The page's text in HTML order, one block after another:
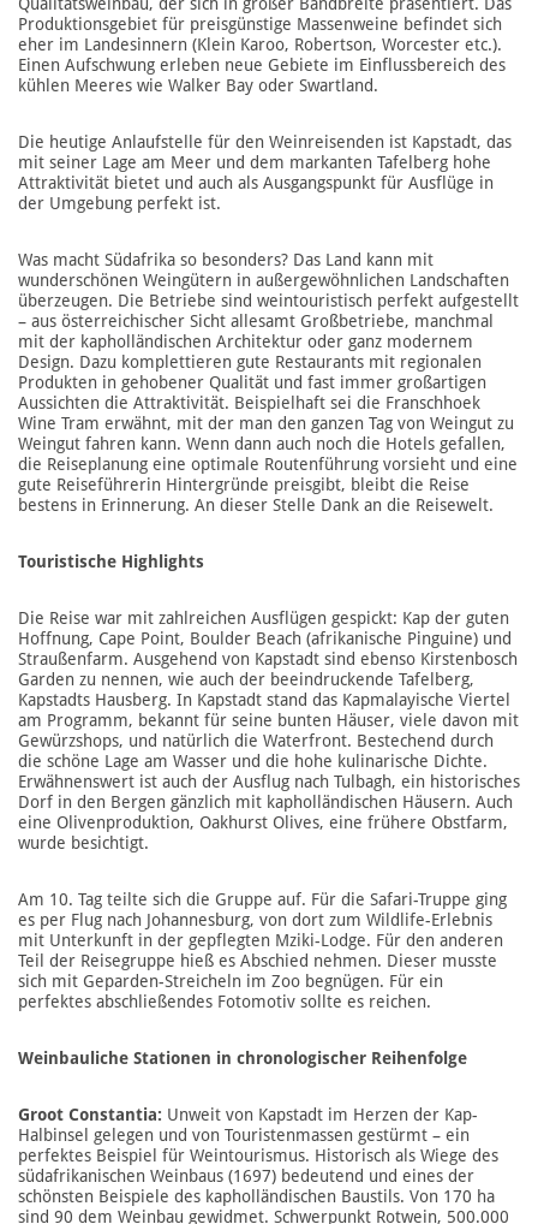
Produktionsgebiet für preisgünstige Massenweine befindet sich
eher im Landesinnern (Klein Karoo, Robertson, Worcester etc.).
Einen Aufschwung erleben neue Gebiete im Einflussbereich des
kühlen Meeres wie Walker Bay oder Swartland.
Die heutige Anlaufstelle für den Weinreisenden ist Kapstadt, das
mit seiner Lage am Meer und dem markanten Tafelberg hohe
Attraktivität bietet und auch als Ausgangspunkt für Ausflüge in
der Umgebung perfekt ist.
Was macht Südafrika so besonders? Das Land kann mit
wunderschönen Weingütern in außergewöhnlichen Landschaften
überzeugen. Die Betriebe sind weintouristisch perfekt aufgestellt
– aus österreichischer Sicht allesamt Großbetriebe, manchmal
mit der kapholländischen Architektur oder ganz modernem
Design. Dazu komplettieren gute Restaurants mit regionalen
Produkten in gehobener Qualität und fast immer großartigen
Aussichten die Attraktivität. Beispielhaft sei die Franschhoek
Wine Tram erwähnt, mit der man den ganzen Tag von Weingut zu
Weingut fahren kann. Wenn dann auch noch die Hotels gefallen,
die Reiseplanung eine optimale Routenführung vorsieht und eine
gute Reiseführerin Hintergründe preisgibt, bleibt die Reise
bestens in Erinnerung. An dieser Stelle Dank an die Reisewelt.
Touristische Highlights
Die Reise war mit zahlreichen Ausflügen gespickt: Kap der guten
Hoffnung, Cape Point, Boulder Beach (afrikanische Pinguine) und
Straußenfarm. Ausgehend von Kapstadt sind ebenso Kirstenbosch
Garden zu nennen, wie auch der beeindruckende Tafelberg,
Kapstadts Hausberg. In Kapstadt stand das Kapmalayische Viertel
am Programm, bekannt für seine bunten Häuser, viele davon mit
Gewürzshops, und natürlich die Waterfront. Bestechend durch
die schöne Lage am Wasser und die hohe kulinarische Dichte.
Erwähnenswert ist auch der Ausflug nach Tulbagh, ein historisches
Dorf in den Bergen gänzlich mit kapholländischen Häusern. Auch
eine Olivenproduktion, Oakhurst Olives, eine frühere Obstfarm,
wurde besichtigt.
Am 10. Tag teilte sich die Gruppe auf. Für die Safari-Truppe ging
es per Flug nach Johannesburg, von dort zum Wildlife-Erlebnis
mit Unterkunft in der gepflegten Mziki-Lodge. Für den anderen
Teil der Reisegruppe hieß es Abschied nehmen. Dieser musste
sich mit Geparden-Streicheln im Zoo begnügen. Für ein
perfektes abschließendes Fotomotiv sollte es reichen.
Weinbauliche Stationen in chronologischer Reihenfolge
Groot Constantia: Unweit von Kapstadt im Herzen der Kap-
Halbinsel gelegen und von Touristenmassen gestürmt – ein
perfektes Beispiel für Weintourismus. Historisch als Wiege des
südafrikanischen Weinbaus (1697) bedeutend und eines der
schönsten Beispiele des kapholländischen Baustils. Von 170 ha
sind 90 dem Weinbau gewidmet. Schwerpunkt Rotwein, 500.000